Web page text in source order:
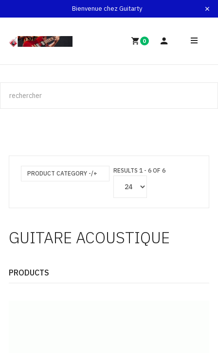
Bienvenue chez Guitarty
0
PRODUCT CATEGORY -/+ RESULTS 1 - 6 OF 6
GUITARE ACOUSTIQUE
PRODUCTS